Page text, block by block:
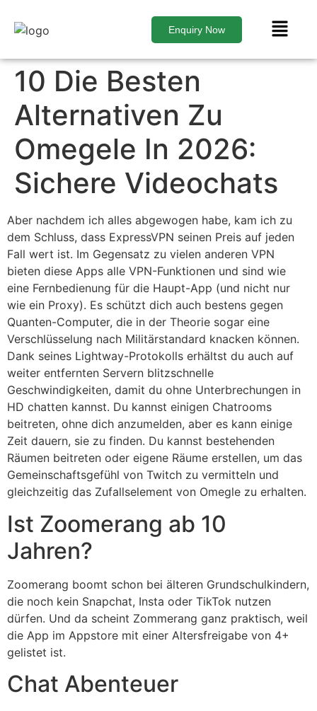
Enquiry Now
10 Die Besten
Alternativen Zu
Omegele In 2026:
Sichere Videochats
Aber nachdem ich alles abgewogen habe, kam ich zu
dem Schluss, dass ExpressVPN seinen Preis auf jeden
Fall wert ist. Im Gegensatz zu vielen anderen VPN
bieten diese Apps alle VPN-Funktionen und sind wie
eine Fernbedienung für die Haupt-App (und nicht nur
wie ein Proxy). Es schützt dich auch bestens gegen
Quanten-Computer, die in der Theorie sogar eine
Verschlüsselung nach Militärstandard knacken können.
Dank seines Lightway-Protokolls erhältst du auch auf
weiter entfernten Servern blitzschnelle
Geschwindigkeiten, damit du ohne Unterbrechungen in
HD chatten kannst. Du kannst einigen Chatrooms
beitreten, ohne dich anzumelden, aber es kann einige
Zeit dauern, sie zu finden. Du kannst bestehenden
Räumen beitreten oder eigene Räume erstellen, um das
Gemeinschaftsgefühl von Twitch zu vermitteln und
gleichzeitig das Zufallselement von Omegle zu erhalten.
Ist Zoomerang ab 10
Jahren?
Zoomerang boomt schon bei älteren Grundschulkindern,
die noch kein Snapchat, Insta oder TikTok nutzen
dürfen. Und da scheint Zommerang ganz praktisch, weil
die App im Appstore mit einer Altersfreigabe von 4+
gelistet ist.
Chat Abenteuer